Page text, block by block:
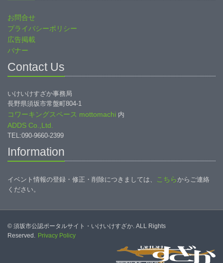
お問合せ
プライバシーポリシー
広告掲載
バナー
Contact Us
いけいけすざか事務局
長野県須坂市常盤町804-1
コワーキングスペース mottomachi 内
ADDS Co.,Ltd.
TEL:090-9660-2399
Information
イベント情報の登録・修正・削除につきましては、 こちらからご連絡
ください。
© 須坂市公認ポータルサイト・いけいけすざか. ALL Rights
Reserved. Privacy Policy